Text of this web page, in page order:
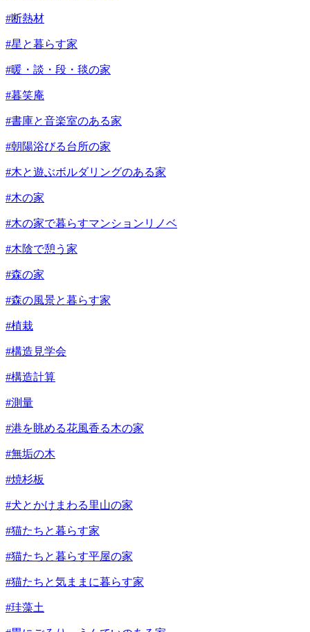
#断熱材
#星と暮らす家
#暖・談・段・毯の家
#暮笑庵
#書庫と音楽室のある家
#朝陽浴びる台所の家
#木と遊ぶボルダリングのある家
#木の家
#木の家で暮らすマンションリノベ
#木陰で憩う家
#森の家
#森の風景と暮らす家
#植栽
#構造見学会
#構造計算
#測量
#港を眺める花風香る木の家
#無垢の木
#焼杉板
#犬とかけまわる里山の家
#猫たちと暮らす家
#猫たちと暮らす平屋の家
#猫たちと気ままに暮らす家
#珪藻土